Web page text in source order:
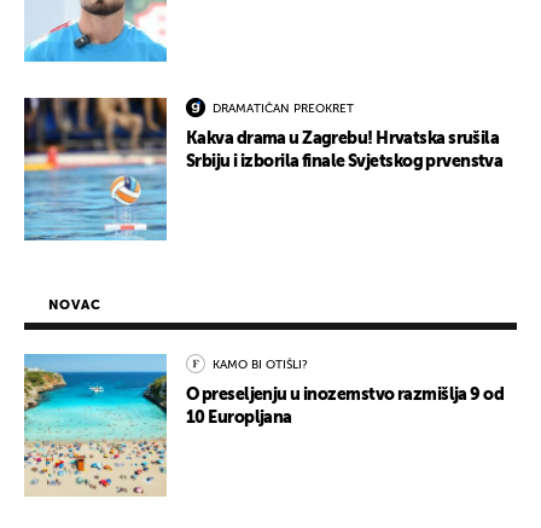
DRAMATIČAN PREOKRET
Kakva drama u Zagrebu! Hrvatska srušila
Srbiju i izborila finale Svjetskog prvenstva
NOVAC
KAMO BI OTIŠLI?
O preseljenju u inozemstvo razmišlja 9 od
10 Europljana